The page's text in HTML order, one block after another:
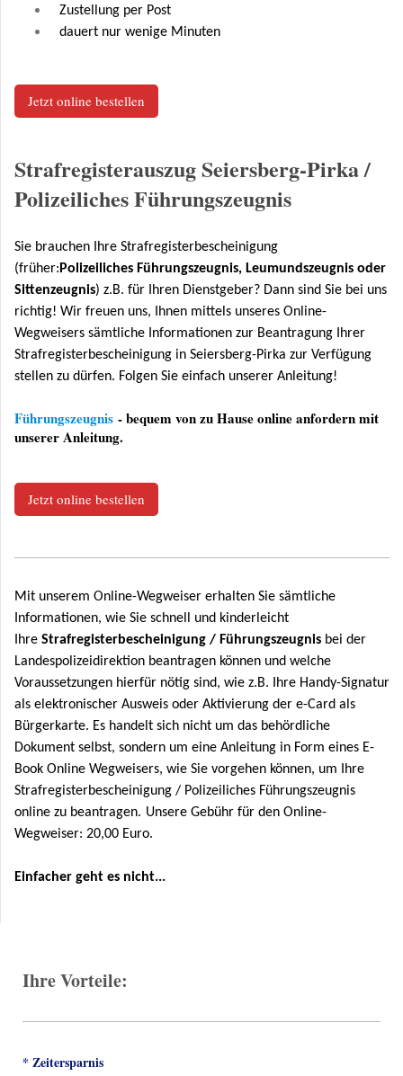
Zustellung per Post
dauert nur wenige Minuten
Jetzt online bestellen
Strafregisterauszug Seiersberg-Pirka /
Polizeiliches Führungszeugnis
Sie brauchen Ihre Strafregisterbescheinigung
(früher: Polizeiliches Führungszeugnis, Leumundszeugnis oder
Sittenzeugnis) z.B. für Ihren Dienstgeber? Dann sind Sie bei uns
richtig! Wir freuen uns, Ihnen mittels unseres Online-
Wegweisers sämtliche Informationen zur Beantragung Ihrer
Strafregisterbescheinigung in Seiersberg-Pirka zur Verfügung
stellen zu dürfen. Folgen Sie einfach unserer Anleitung!
Führungszeugnis - bequem von zu Hause online anfordern mit
unserer Anleitung.
Jetzt online bestellen
Mit unserem Online-Wegweiser erhalten Sie sämtliche
Informationen, wie Sie schnell und kinderleicht
Ihre Strafregisterbescheinigung / Führungszeugnis bei der
Landespolizeidirektion beantragen können und welche
Voraussetzungen hierfür nötig sind, wie z.B. Ihre Handy-Signatur
als elektronischer Ausweis oder Aktivierung der e-Card als
Bürgerkarte. Es handelt sich nicht um das behördliche
Dokument selbst, sondern um eine Anleitung in Form eines E-
Book Online Wegweisers, wie Sie vorgehen können, um Ihre
Strafregisterbescheinigung / Polizeiliches Führungszeugnis
online zu beantragen. Unsere Gebühr für den Online-
Wegweiser: 20,00 Euro.
Einfacher geht es nicht...
Ihre Vorteile:
* Zeitersparnis